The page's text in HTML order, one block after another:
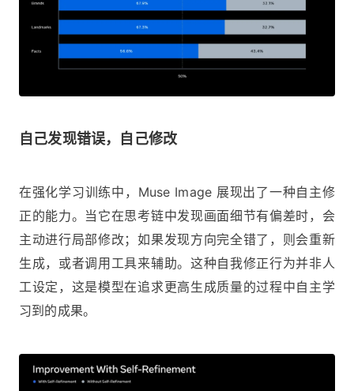
自己发现错误，自己修改
在强化学习训练中，Muse Image 展现出了一种自主修
正的能力。当它在思考链中发现画面细节有偏差时，会
主动进行局部修改；如果发现方向完全错了，则会重新
生成，或者调用工具来辅助。这种自我修正行为并非人
工设定，这是模型在追求更高生成质量的过程中自主学
习到的成果。